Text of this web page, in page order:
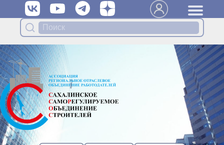
Органы управления Ассоциации
● Общее собрание членов
● Генеральный директор
Специализированные органы
● Контрольный комитет
● Дисциплинарный комитет